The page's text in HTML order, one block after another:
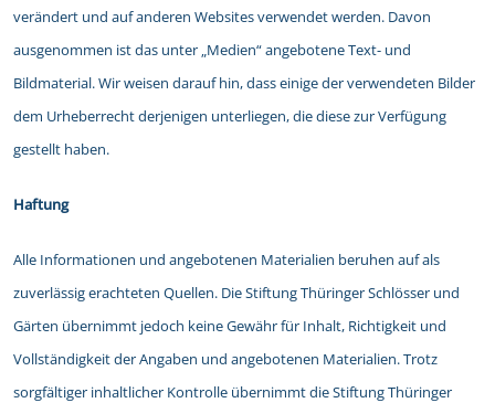
verändert und auf anderen Websites verwendet werden. Davon
ausgenommen ist das unter „Medien“ angebotene Text- und
Bildmaterial. Wir weisen darauf hin, dass einige der verwendeten Bilder
dem Urheberrecht derjenigen unterliegen, die diese zur Verfügung
gestellt haben.
Haftung
Alle Informationen und angebotenen Materialien beruhen auf als
zuverlässig erachteten Quellen. Die Stiftung Thüringer Schlösser und
Gärten übernimmt jedoch keine Gewähr für Inhalt, Richtigkeit und
Vollständigkeit der Angaben und angebotenen Materialien. Trotz
sorgfältiger inhaltlicher Kontrolle übernimmt die Stiftung Thüringer